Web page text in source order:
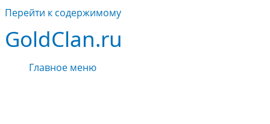
Перейти к содержимому
GoldClan.ru
Главное меню